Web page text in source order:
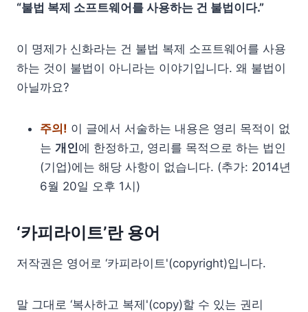
“불법 복제 소프트웨어를 사용하는 건 불법이다.”
이 명제가 신화라는 건 불법 복제 소프트웨어를 사용
하는 것이 불법이 아니라는 이야기입니다. 왜 불법이
아닐까요?
주의! 이 글에서 서술하는 내용은 영리 목적이 없
는 개인에 한정하고, 영리를 목적으로 하는 법인
(기업)에는 해당 사항이 없습니다. (추가: 2014년
6월 20일 오후 1시)
‘카피라이트’란 용어
저작권은 영어로 ‘카피라이트'(copyright)입니다.
말 그대로 ‘복사하고 복제'(copy)할 수 있는 권리